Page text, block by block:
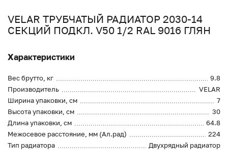
VELAR ТРУБЧАТЫЙ РАДИАТОР 2030-14
СЕКЦИЙ ПОДКЛ. V50 1/2 RAL 9016 ГЛЯН
Характеристики
Вес брутто, кг
9.8
Производитель
VELAR
Ширина упаковки, см
7
Высота упаковки, см
30
Длина упаковки, см
64.8
Межосевое расстояние, мм (Ал.рад)
224
Тип радиатора
Двухрядный радиатор